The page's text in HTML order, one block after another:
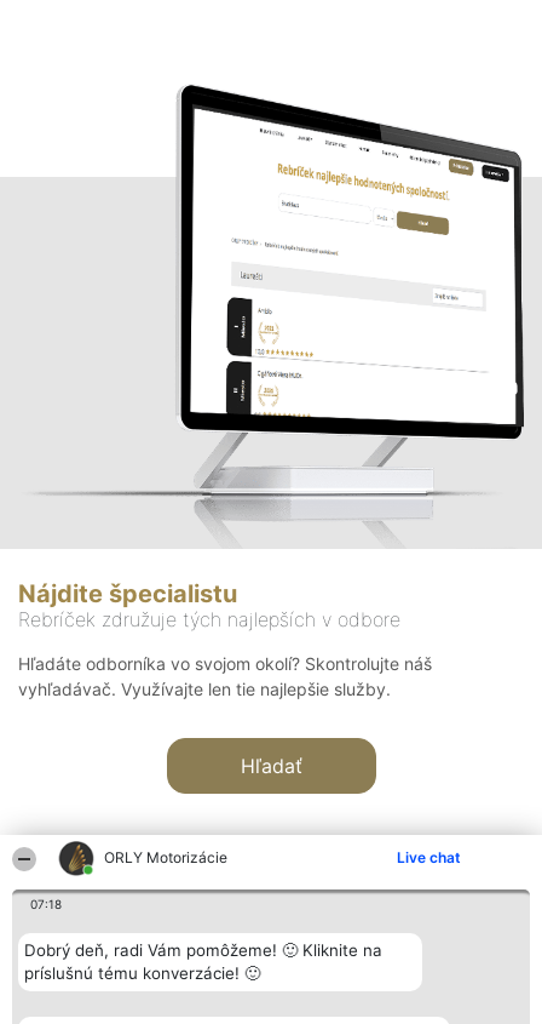
ORLY Motorizácie Live chat
07:18
Dobrý deň, radi Vám pomôžeme! 🙂 Kliknite na
príslušnú tému konverzácie! 🙂
Nájdite špecialistu
Rebríček združuje tých najlepších v odbore
Hľadáte odborníka vo svojom okolí? Skontrolujte náš
vyhľadávač. Využívajte len tie najlepšie služby.
Hľadať
Organizátor hodnotenia
Bright Side Solutions sp. z o.
o. sp. k.
Wrocław 50-079
Hodnotenie
Laureáti
Lista
Laureatów
Kontakt
Kontakt